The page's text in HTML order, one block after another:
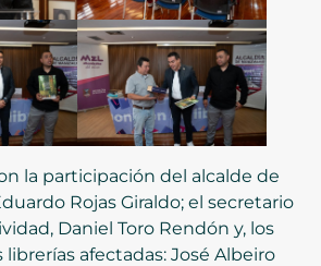
la participación del alcalde de
Rojas Giraldo; el secretario
Daniel Toro Rendón y, los
afectadas: José Albeiro